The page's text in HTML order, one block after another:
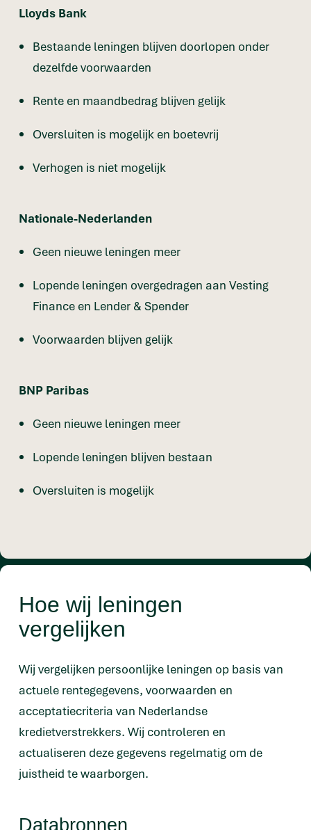
Lloyds Bank
Bestaande leningen blijven doorlopen onder
dezelfde voorwaarden
Rente en maandbedrag blijven gelijk
Oversluiten is mogelijk en boetevrij
Verhogen is niet mogelijk
Nationale-Nederlanden
Geen nieuwe leningen meer
Lopende leningen overgedragen aan Vesting
Finance en Lender & Spender
Voorwaarden blijven gelijk
BNP Paribas
Geen nieuwe leningen meer
Lopende leningen blijven bestaan
Oversluiten is mogelijk
Hoe wij leningen
vergelijken
Wij vergelijken persoonlijke leningen op basis van
actuele rentegegevens, voorwaarden en
acceptatiecriteria van Nederlandse
kredietverstrekkers. Wij controleren en
actualiseren deze gegevens regelmatig om de
juistheid te waarborgen.
Databronnen